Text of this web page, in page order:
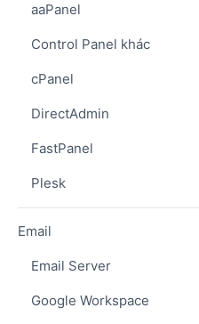
aaPanel
Control Panel khác
cPanel
DirectAdmin
FastPanel
Plesk
Email
Email Server
Google Workspace